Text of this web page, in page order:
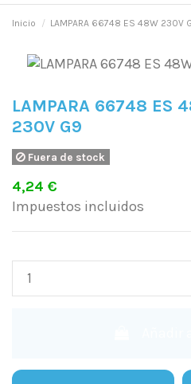
Inicio LAMPARA 66748 ES 48W 230V
LAMPARA 66748 ES
230V G9
Fuera de stock
4,24 €
Impuestos incluidos